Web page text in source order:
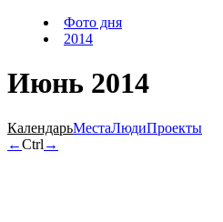
Фото дня
2014
Июнь 2014
КалендарьМестаЛюдиПроекты
←Ctrl →